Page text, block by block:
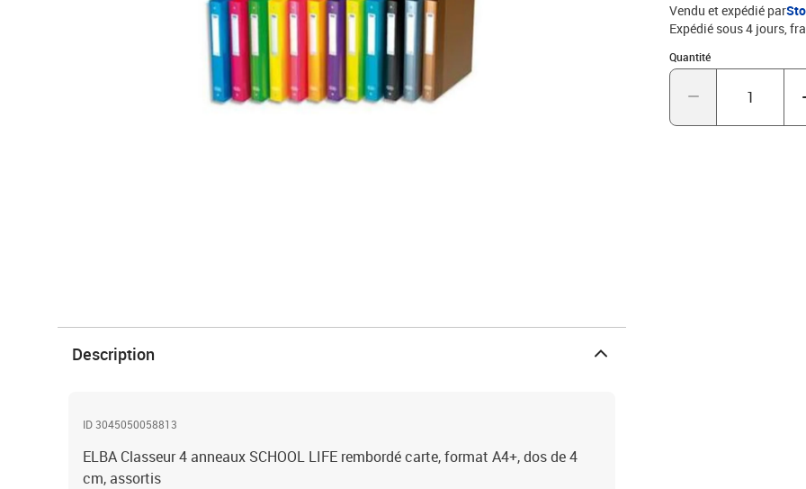
Vendu et expédié par
Expédié sous 4 jours,
Quantité
Quantité : 1
Description
ID 3045050058813
ELBA Classeur 4 anneaux SCHOOL LIFE rembordé carte, format A4+, dos de 4
cm, assortis